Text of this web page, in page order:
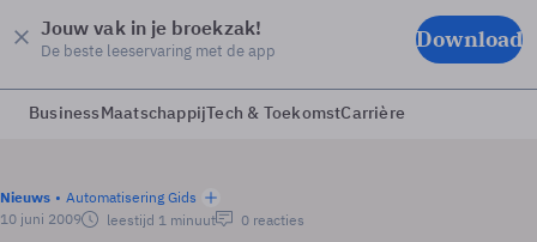
Jouw vak in je broekzak!
De beste leeservaring met de app Download
BusinessMaatschappijTech & ToekomstCarrière
Nieuws
Automatisering Gids
10 juni 2009
leestijd 1 minuut 0 reacties